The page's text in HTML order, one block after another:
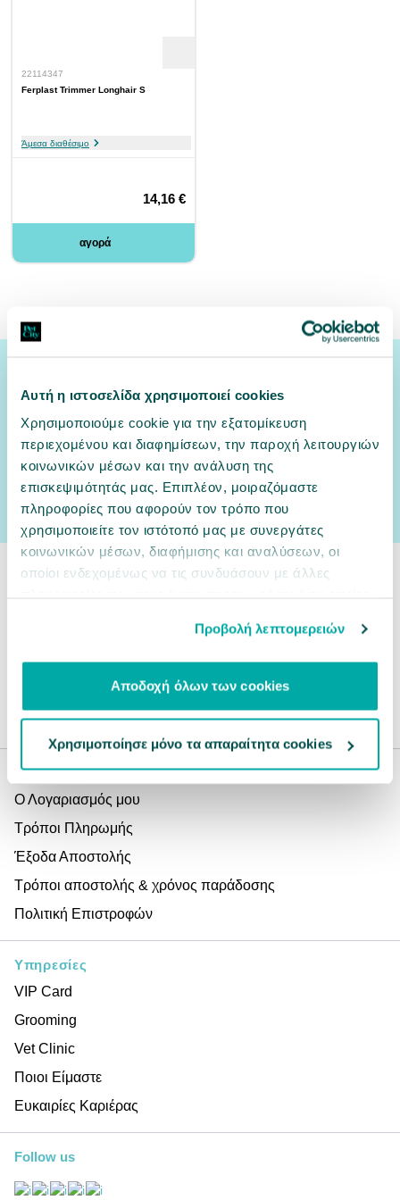
Αυτή η ιστοσελίδα χρησιμοποιεί cookies
Χρησιμοποιούμε cookie για την εξατομίκευση
περιεχομένου και διαφημίσεων, την παροχή λειτουργιών
κοινωνικών μέσων και την ανάλυση της
επισκεψιμότητάς μας. Επιπλέον, μοιραζόμαστε
πληροφορίες που αφορούν τον τρόπο που
χρησιμοποιείτε τον ιστότοπό μας με συνεργάτες
κοινωνικών μέσων, διαφήμισης και αναλύσεων, οι
οποίοι ενδεχομένως να τις συνδυάσουν με άλλες
Προβολή λεπτομερειών
Αποδοχή όλων των cookies
Χρησιμοποίησε μόνο τα απαραίτητα cookies
22114347
Ferplast Trimmer Longhair S
Άμεσα διαθέσιμο
14,16 €
αγορά
Δες εδώ πρώτος ο,τι νέο έρχεται στο PetCity και όλες τις αποκλειστικές
προσφορές.
Email
εγγραφή
Συμφωνώ με τηνΠολιτική Απορρήτου
Επικοινωνία
100+ καταστήματα
Εντοπισμός παραγγελίας
Online Αγορές
Ο Λογαριασμός μου
Τρόποι Πληρωμής
Έξοδα Αποστολής
Τρόποι αποστολής & χρόνος παράδοσης
Πολιτική Επιστροφών
Υπηρεσίες
VIP Card
Grooming
Vet Clinic
Ποιοι Είμαστε
Ευκαιρίες Καριέρας
Follow us